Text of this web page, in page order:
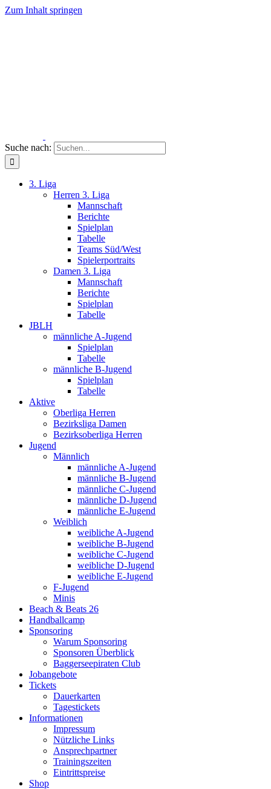
Zum Inhalt springen
Suche nach:
3. Liga
Herren 3. Liga
Mannschaft
Berichte
Spielplan
Tabelle
Teams Süd/West
Spielerportraits
Damen 3. Liga
Mannschaft
Berichte
Spielplan
Tabelle
JBLH
männliche A-Jugend
Spielplan
Tabelle
männliche B-Jugend
Spielplan
Tabelle
Aktive
Oberliga Herren
Bezirksliga Damen
Bezirksoberliga Herren
Jugend
Männlich
männliche A-Jugend
männliche B-Jugend
männliche C-Jugend
männliche D-Jugend
männliche E-Jugend
Weiblich
weibliche A-Jugend
weibliche B-Jugend
weibliche C-Jugend
weibliche D-Jugend
weibliche E-Jugend
F-Jugend
Minis
Beach & Beats 26
Handballcamp
Sponsoring
Warum Sponsoring
Sponsoren Überblick
Baggerseepiraten Club
Jobangebote
Tickets
Dauerkarten
Tagestickets
Informationen
Impressum
Nützliche Links
Ansprechpartner
Trainingszeiten
Eintrittspreise
Shop